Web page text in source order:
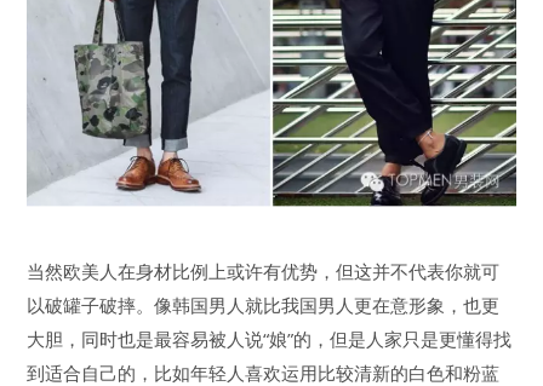
当然欧美人在身材比例上或许有优势，但这并不代表你就可
以破罐子破摔。像韩国男人就比我国男人更在意形象，也更
大胆，同时也是最容易被人说“娘”的，但是人家只是更懂得找
到适合自己的，比如年轻人喜欢运用比较清新的白色和粉蓝